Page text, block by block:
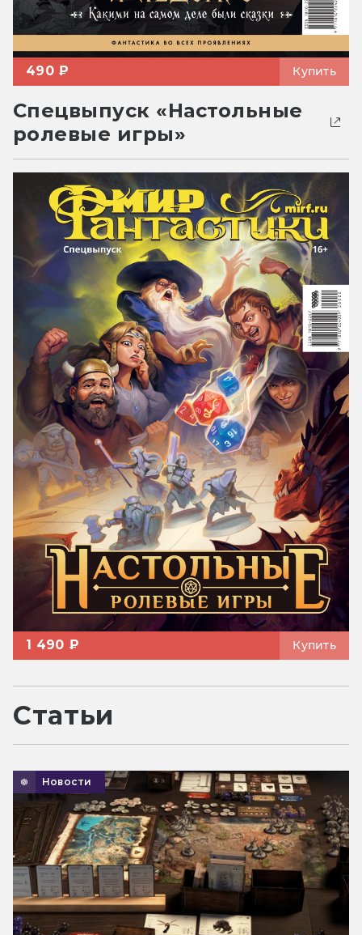
490 ₽ Купить
Спецвыпуск «Настольные
ролевые игры»
1 490 ₽ Купить
Статьи
Новости